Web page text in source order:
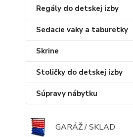
Regály do detskej izby
Sedacie vaky a taburetky
Skrine
Stoličky do detskej izby
Súpravy nábytku
GARÁŽ / SKLAD